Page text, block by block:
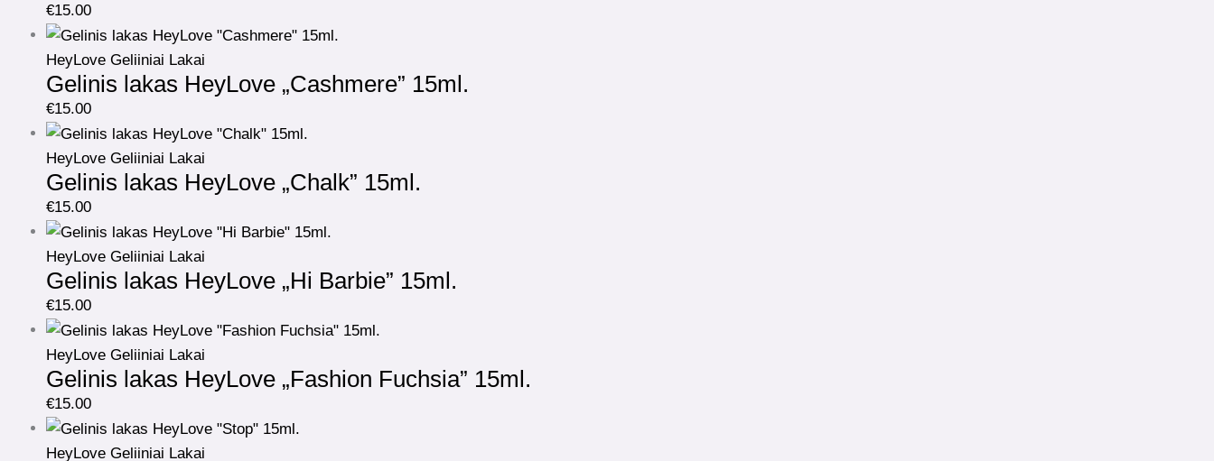
€15.00
HeyLove Geliiniai Lakai
Gelinis lakas HeyLove „Cashmere” 15ml.
€15.00
HeyLove Geliiniai Lakai
Gelinis lakas HeyLove „Chalk” 15ml.
€15.00
HeyLove Geliiniai Lakai
Gelinis lakas HeyLove „Hi Barbie” 15ml.
€15.00
HeyLove Geliiniai Lakai
Gelinis lakas HeyLove „Fashion Fuchsia” 15ml.
€15.00
HeyLove Geliiniai Lakai